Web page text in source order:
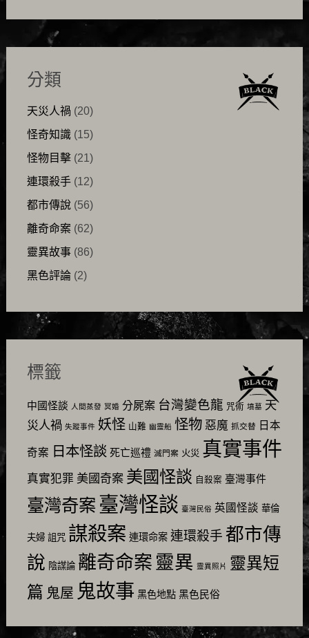
分類
天災人禍 (20)
怪奇知識(15)
怪物目擊(21)
連環殺手(12)
都市傳說(56)
離奇命案(62)
靈異故事(86)
黑色評論(2)
標籤
中國怪談 人間蒸發 冥婚 分屍案 台灣變色龍 咒術 墳墓 天
災人禍 失蹤事件 妖怪 山難 幽靈船 怪物 惡魔 抓交替 日本
奇案 日本怪談 死亡巡禮 滅門案 火災 真實事件
真實犯罪 美國奇案 美國怪談 自殺案 臺灣事件
臺灣奇案 臺灣怪談 臺灣民俗 英國怪談 華倫
夫婦 詛咒 謀殺案 連環命案 連環殺手 都市傳
說 陰謀論 離奇命案 靈異 靈異照片 靈異短
篇 鬼屋 鬼故事 黑色地點 黑色民俗